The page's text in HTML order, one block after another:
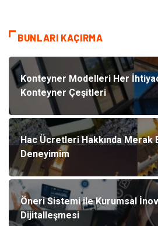
BUNLARI KAÇIRMA
Konteyner Modelleri Her
Konteyner Çeşitleri
Hac Ücretleri Hakkında
Deneyimim
Öneri Sistemi ile Kurumsal
Dijitalleşmesi